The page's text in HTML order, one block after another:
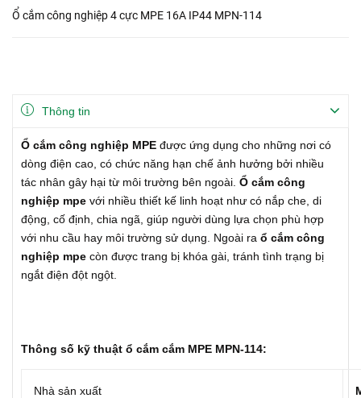
Ổ cắm công nghiệp 4 cực MPE 16A IP44 MPN-114
Thông tin
Ổ cắm công nghiệp MPE được ứng dụng cho những nơi có
dòng điện cao, có chức năng hạn chế ảnh hưởng bởi nhiều
tác nhân gây hại từ môi trường bên ngoài. Ổ cắm công
nghiệp mpe với nhiều thiết kế linh hoạt như có nắp che, di
động, cố định, chia ngã, giúp người dùng lựa chọn phù hợp
với nhu cầu hay môi trường sử dụng. Ngoài ra ổ cắm công
nghiệp mpe còn được trang bị khóa gài, tránh tình trạng bị
ngắt điện đột ngột.
Thông số kỹ thuật ổ cắm cắm MPE MPN-114:
Nhà sản xuất